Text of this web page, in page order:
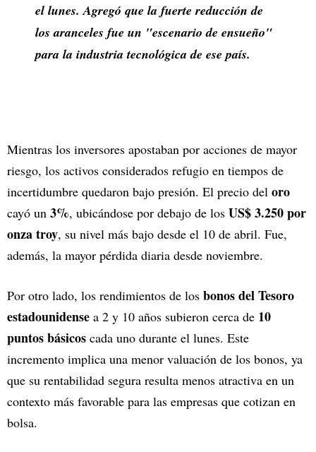
el lunes. Agregó que la fuerte reducción de
los aranceles fue un "escenario de ensueño"
para la industria tecnológica de ese país.
Mientras los inversores apostaban por acciones de mayor
riesgo, los activos considerados refugio en tiempos de
incertidumbre quedaron bajo presión. El precio del oro
cayó un 3%, ubicándose por debajo de los US$ 3.250 por
onza troy, su nivel más bajo desde el 10 de abril. Fue,
además, la mayor pérdida diaria desde noviembre.
Por otro lado, los rendimientos de los bonos del Tesoro
estadounidense a 2 y 10 años subieron cerca de 10
puntos básicos cada uno durante el lunes. Este
incremento implica una menor valuación de los bonos, ya
que su rentabilidad segura resulta menos atractiva en un
contexto más favorable para las empresas que cotizan en
bolsa.